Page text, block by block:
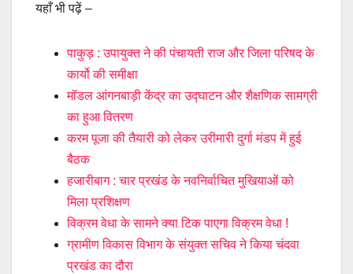
यहाँ भी पढ़ें –
पाकुड़ : उपायुक्त ने की पंचायती राज और जिला परिषद के
कार्यो की समीक्षा
मॉडल आंगनबाड़ी केंद्र का उद्घाटन और शैक्षणिक सामग्री
का हुआ वितरण
करम पूजा की तैयारी को लेकर उरीमारी दुर्गा मंडप में हुई
बैठक
हजारीबाग : चार प्रखंड के नवनिर्वाचित मुखियाओं को
मिला प्रशिक्षण
विक्रम वेधा के सामने क्या टिक पाएगा विक्रम वेधा !
ग्रामीण विकास विभाग के संयुक्त सचिव ने किया चंदवा
प्रखंड का दौरा